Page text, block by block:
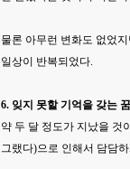
물론 아무런 변화도 없었
일상이 반복되었다.
6. 잊지 못할 기억을 갖는 꿈
약 두 달 정도가 지났을 것
그랬다)으로 인해서 담담